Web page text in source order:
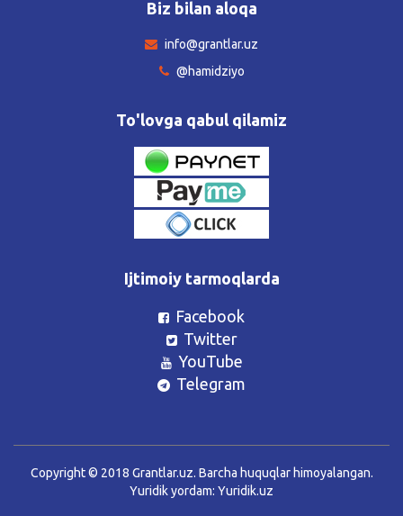
Biz bilan aloqa
info@grantlar.uz
@hamidziyo
To'lovga qabul qilamiz
Ijtimoiy tarmoqlarda
Facebook
Twitter
YouTube
Telegram
Copyright © 2018 Grantlar.uz. Barcha huquqlar himoyalangan.
Yuridik yordam: Yuridik.uz